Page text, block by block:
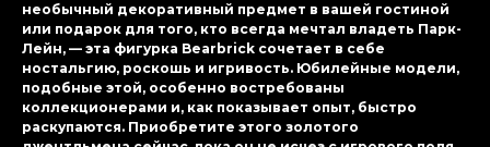
необычный декоративный предмет в вашей гостиной
или подарок для того, кто всегда мечтал владеть Парк-
Лейн, — эта фигурка Bearbrick сочетает в себе
ностальгию, роскошь и игривость. Юбилейные модели,
подобные этой, особенно востребованы
коллекционерами и, как показывает опыт, быстро
раскупаются. Приобретите этого золотого